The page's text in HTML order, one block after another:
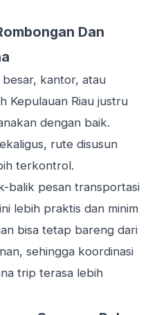
Dan
kantor, atau
Kepulauan Riau justru
dengan baik.
rute disusun
terkontrol.
balik pesan transportasi
lebih praktis dan minim
bisa tetap bareng dari
sehingga koordinasi
trip terasa lebih